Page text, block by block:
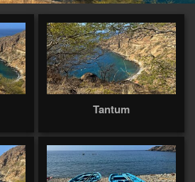
Tantum